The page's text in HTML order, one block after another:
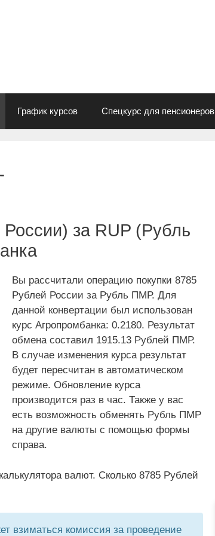
График курсов Спецкурс для пенсионеров
за RUP (Рубль
Вы рассчитали операцию покупки 8785
Рублей России за Рубль ПМР. Для
данной конвертации был использован
курс Агропромбанка: 0.2180. Результат
обмена составил 1915.13 Рублей ПМР.
В случае изменения курса результат
будет пересчитан в автоматическом
режиме. Обновление курса
производится раз в час. Также у вас
есть возможность обменять Рубль ПМР
на другие валюты с помощью формы
справа.
валют. Сколько 8785 Рублей
взиматься комиссия за проведение